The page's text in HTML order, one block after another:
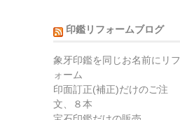
印鑑リフォームブログ
象牙印鑑を同じお名前にリフ
ォーム
印面訂正(補正)だけのご注
文、８本